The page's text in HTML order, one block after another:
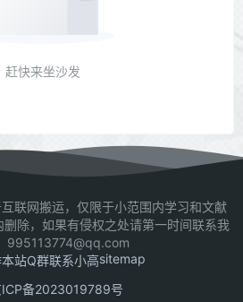
赶快来坐沙发
联网搬运，仅限于小范围内学习和文献
除，如果有侵权之处请第一时间联系我
995113774@qq.com
本站Q群联系小高sitemap
ICP备2023019789号